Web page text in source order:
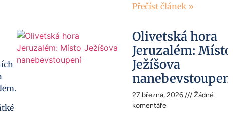
Přečíst článek »
Olivetská hora
Jeruzalém: Místo
Ježíšova
nanebevstoupení
27 března, 2026
Žádné
komentáře